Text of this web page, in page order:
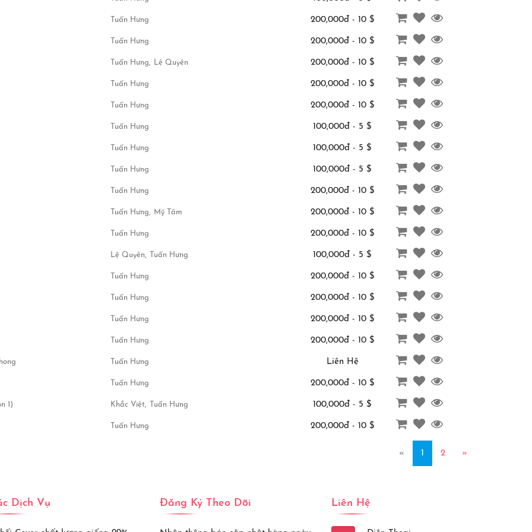
Tuấn Hưng 200,000đ - 10 $
Tuấn Hưng 200,000đ - 10 $
Tuấn Hưng, Lệ Quyên 200,000đ - 10 $
Tuấn Hưng 200,000đ - 10 $
Tuấn Hưng 200,000đ - 10 $
Tuấn Hưng 100,000đ - 5 $
Tuấn Hưng 100,000đ - 5 $
Tuấn Hưng 100,000đ - 5 $
Tuấn Hưng 200,000đ - 10 $
Tuấn Hưng, Mỹ Tâm 200,000đ - 10 $
Tuấn Hưng 200,000đ - 10 $
Lệ Quyên, Tuấn Hưng 100,000đ - 5 $
Tuấn Hưng 200,000đ - 10 $
Tuấn Hưng 200,000đ - 10 $
Tuấn Hưng 200,000đ - 10 $
Tuấn Hưng 200,000đ - 10 $
Tuấn Hưng Liên Hệ
Tuấn Hưng 200,000đ - 10 $
1) Khắc Việt, Tuấn Hưng 100,000đ - 5 $
Tuấn Hưng 200,000đ - 10 $
« 1 2 »
Dịch Vụ Đăng Ký Theo Dõi Liên Hệ